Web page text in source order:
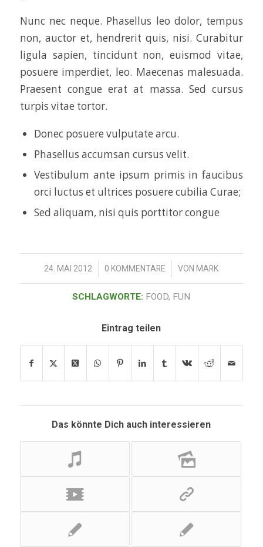
Nunc nec neque. Phasellus leo dolor, tempus
non, auctor et, hendrerit quis, nisi. Curabitur
ligula sapien, tincidunt non, euismod vitae,
posuere imperdiet, leo. Maecenas malesuada.
Praesent congue erat at massa. Sed cursus
turpis vitae tortor.
Donec posuere vulputate arcu.
Phasellus accumsan cursus velit.
Vestibulum ante ipsum primis in faucibus
orci luctus et ultrices posuere cubilia Curae;
Sed aliquam, nisi quis porttitor congue
24. MAI 2012
/ 0 KOMMENTARE
/ VON MARK
SCHLAGWORTE: FOOD, FUN
Eintrag teilen
Das könnte Dich auch interessieren